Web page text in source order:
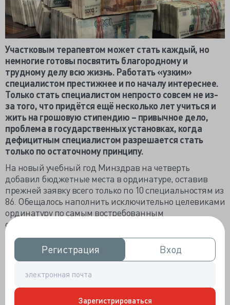
Регистрация
Регистрация Вход
Вход
Зарегистрироваться
Участковым терапевтом может стать каждый, но
немногие готовы посвятить благородному и
трудному делу всю жизнь. Работать «узким»
специалистом престижнее и по началу интереснее.
Только стать специалистом непросто совсем не из-
за того, что придётся ещё несколько лет учиться и
жить на грошовую стипендию – привычное дело,
проблема в государственных установках, когда
дефицитным специалистом разрешается стать
только по остаточному принципу.
На новый учебный год Минздрав на четверть
добавил бюджетные места в ординатуре, оставив
прежней заявку всего только по 10 специальностям из
86. Обещалось наполнить исключительно целевиками
ординатуру по самым востребованным
специальностям, но отбирать туда только прилично
отработавших в первичке, желательно сельской.
Минздрав признался, что цифры набора в каждую
конкретную ординатуру согласовывались с
целевиками совсем не претендовали, «платники» и
слаще, и нужнее.